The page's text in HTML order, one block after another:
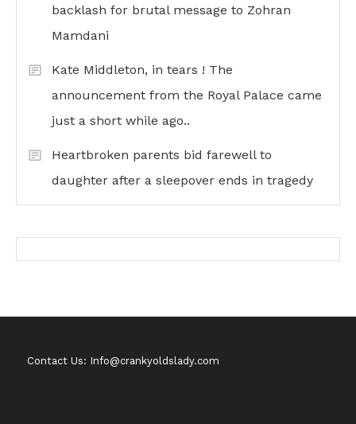
backlash for brutal message to Zohran
Mamdani
Kate Middleton, in tears ! The
announcement from the Royal Palace came
just a short while ago..
Heartbroken parents bid farewell to
daughter after a sleepover ends in tragedy
Contact Us: Info@crankyoldslady.com